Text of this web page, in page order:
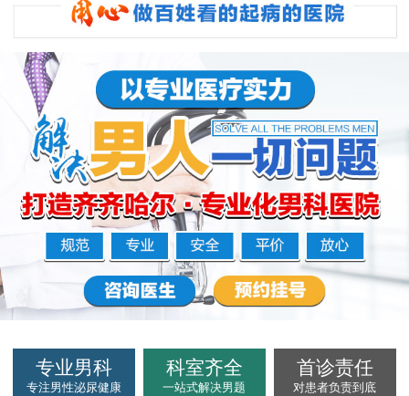
专业男科
专注男性泌尿健康
科室齐全
一站式解决男题
首诊责任
对患者负责到底